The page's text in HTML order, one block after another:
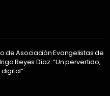
de Asociación Evangelistas de
Reyes Díaz: “Un pervertido,